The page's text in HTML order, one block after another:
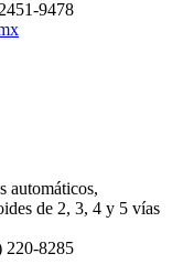
9478
automáticos,
de 2, 3, 4 y 5 vías
220-8285